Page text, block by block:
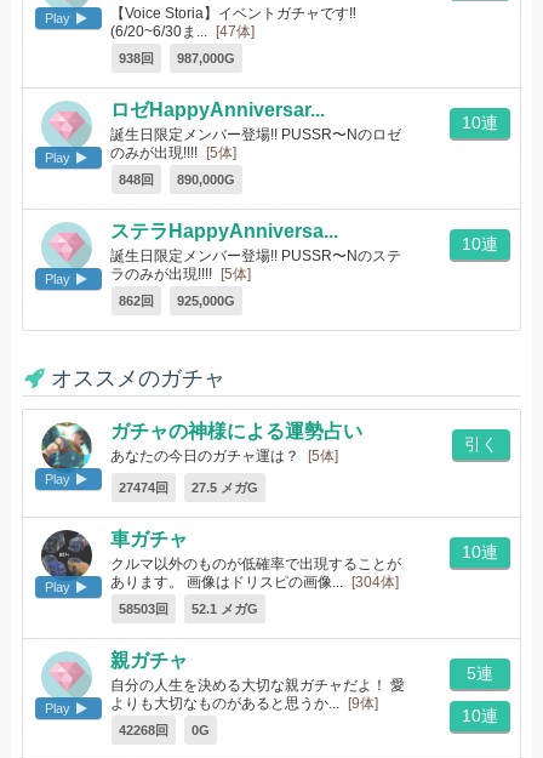
Play
【Voice Storia】イベントガチャです‼
(6/20~6/30ま...
[47体]
938回 987,000G
Play
ロゼHappyAnniversar...
誕生日限定メンバー登場!! PUSSR〜Nのロゼ
のみが出現!!!!
[5体]
848回 890,000G
10連
Play
ステラHappyAnniversa...
誕生日限定メンバー登場!! PUSSR〜Nのステ
ラのみが出現!!!!
[5体]
862回 925,000G
10連
オススメのガチャ
Play
ガチャの神様による運勢占い
あなたの今日のガチャ運は？ [5体]
27474回 27.5 メガG
引く
Play
車ガチャ
クルマ以外のものが低確率で出現することが
あります。 画像はドリスピの画像...
[304体]
58503回 52.1 メガG
10連
Play
親ガチャ
自分の人生を決める大切な親ガチャだよ！ 愛
よりも大切なものがあると思うか...
[9体]
42268回 0G
5連
10連